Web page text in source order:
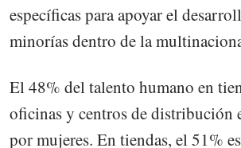
específicas para apoyar el
minorías dentro de la
El 48% del talento humano en
oficinas y centros de distribución
por mujeres. En tiendas, el 51%